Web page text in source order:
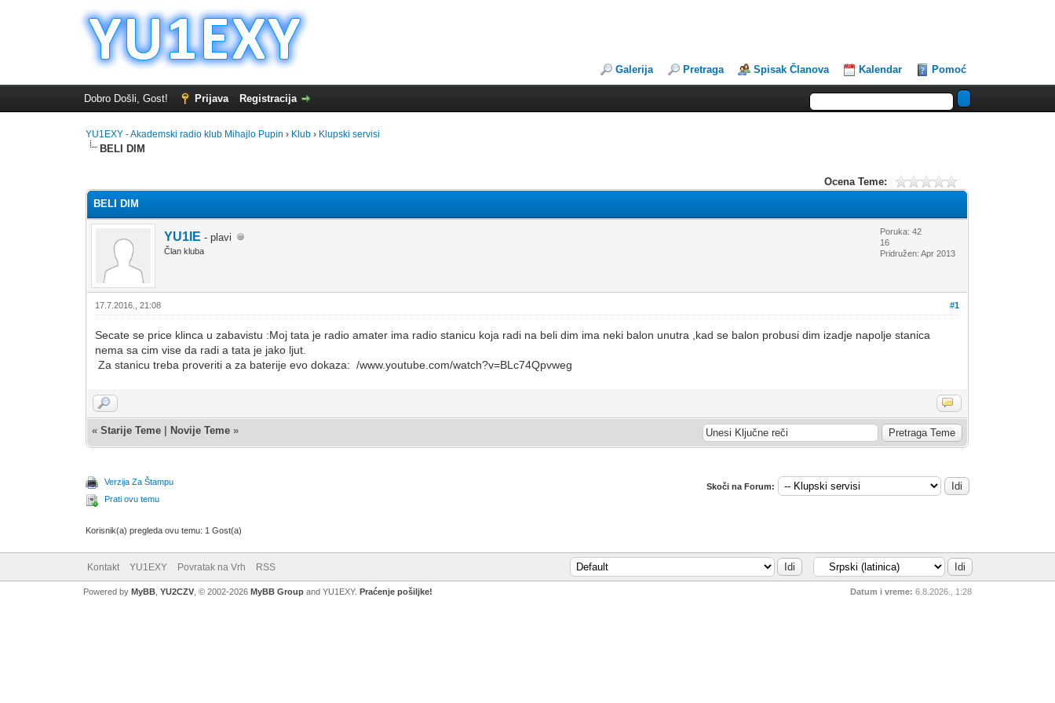
Galerija Pretraga Spisak Članova Kalendar Pomoć
Dobro Došli, Gost! Prijava Registracija
YU1EXY - Akademski radio klub Mihajlo Pupin › Klub › Klupski servisi
BELI DIM
Ocena Teme:
BELI DIM
YU1IE - plavi
Član kluba
Poruka: 42
16
Pridružen: Apr 2013
#1
17.7.2016., 21:08
Secate se price klinca u zabavistu :Moj tata je radio amater ima radio stanicu koja radi na beli dim ima neki balon unutra ,kad se balon probusi dim izadje napolje stanica
nema sa cim vise da radi a tata je jako ljut.
Za stanicu treba proveriti a za baterije evo dokaza: /www.youtube.com/watch?v=BLc74Qpvweg
«Starije Teme Novije Teme »
Verzija Za Štampu
Prati ovu temu
Skoči na Forum:
Korisnik(a) pregleda ovu temu: 1 Gost(a)
Kontakt YU1EXY Povratak na Vrh RSS
Datum i vreme: 6.8.2026., 1:28
Powered by MyBB, YU2CZV, © 2002-2026 MyBB Groupand YU1EXY. Praćenje pošiljke!